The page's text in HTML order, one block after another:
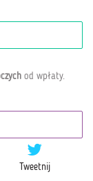
od wpłaty.
Tweetnij